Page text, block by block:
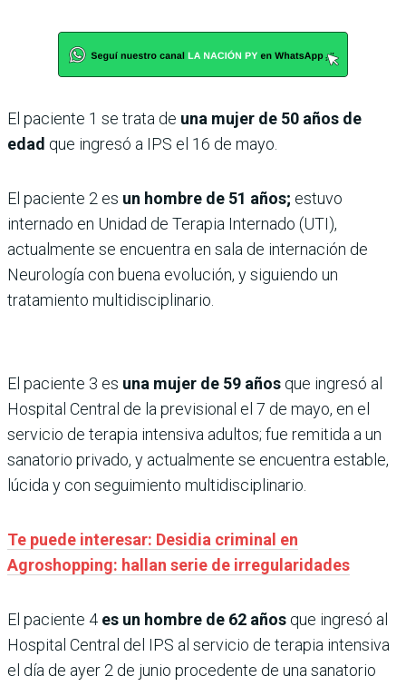
El paciente 1 se trata de una mujer de 50 años de
edad que ingresó a IPS el 16 de mayo.
El paciente 2 es un hombre de 51 años; estuvo
internado en Unidad de Terapia Internado (UTI),
actualmente se encuentra en sala de internación de
Neurología con buena evolución, y siguiendo un
tratamiento multidisciplinario.
El paciente 3 es una mujer de 59 años que ingresó al
Hospital Central de la previsional el 7 de mayo, en el
servicio de terapia intensiva adultos; fue remitida a un
sanatorio privado, y actualmente se encuentra estable,
lúcida y con seguimiento multidisciplinario.
Te puede interesar: Desidia criminal en
Agroshopping: hallan serie de irregularidades
El paciente 4 es un hombre de 62 años que ingresó al
Hospital Central del IPS al servicio de terapia intensiva
el día de ayer 2 de junio procedente de una sanatorio